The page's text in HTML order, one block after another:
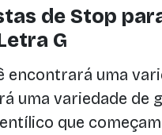
de Stop
G
encontrará uma
uma variedade de
que